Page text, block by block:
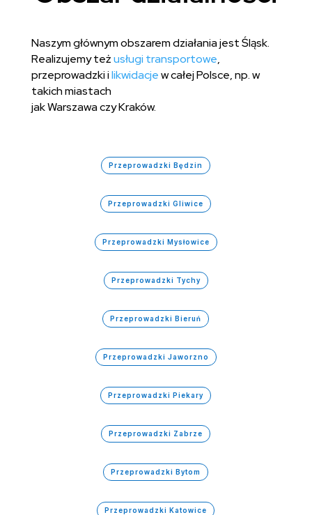
Naszym głównym obszarem działania jest Śląsk.
Realizujemy teżusługi transportowe,
przeprowadzki ilikwidacjew całej Polsce, np. w
takich miastach
jak Warszawa czy Kraków.
Przeprowadzki Będzin
Przeprowadzki Gliwice
Przeprowadzki Mysłowice
Przeprowadzki Tychy
Przeprowadzki Bieruń
Przeprowadzki Jaworzno
Przeprowadzki Piekary
Przeprowadzki Zabrze
Przeprowadzki Bytom
Przeprowadzki Katowice